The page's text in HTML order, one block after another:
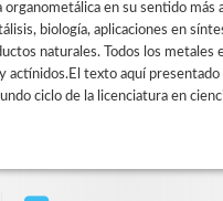
en su sentido
biología, aplicaciones en
naturales. Todos los metales
actínidos.El texto aquí
ciclo de la licenciatura en